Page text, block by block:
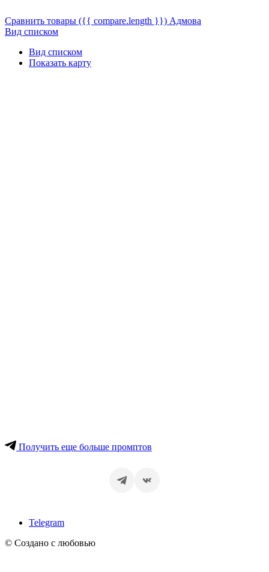
Сравнить товары ({{ compare.length }}) Адмова
Вид списком
Вид списком
Показать карту
Получить еще больше промптов
Telegram
© Создано с любовью